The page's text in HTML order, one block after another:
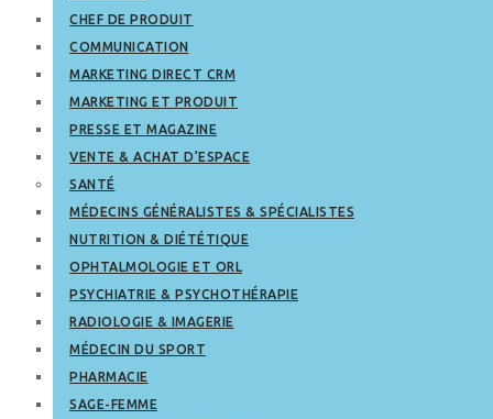
CHEF DE PRODUIT
COMMUNICATION
MARKETING DIRECT CRM
MARKETING ET PRODUIT
PRESSE ET MAGAZINE
VENTE & ACHAT D’ESPACE
SANTÉ
MÉDECINS GÉNÉRALISTES & SPÉCIALISTES
NUTRITION & DIÉTÉTIQUE
OPHTALMOLOGIE ET ORL
PSYCHIATRIE & PSYCHOTHÉRAPIE
RADIOLOGIE & IMAGERIE
MÉDECIN DU SPORT
PHARMACIE
SAGE-FEMME